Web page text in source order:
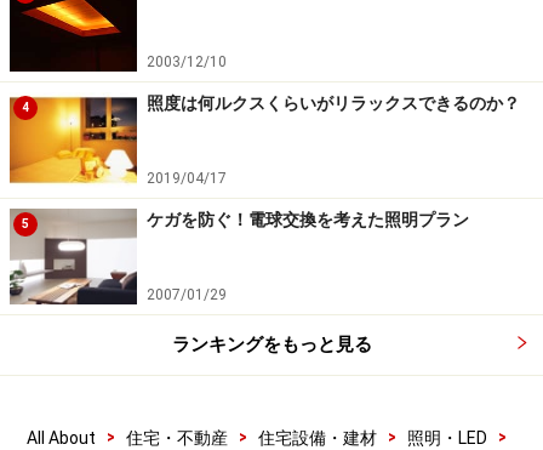
※記事内容は執筆時点のものです。最新の内容をご確認くださ
2003/12/10
4 照度は何ルクスくらいがリラックスできるのか？
2019/04/17
5 ケガを防ぐ！電球交換を考えた照明プラン
2007/01/29
ランキングをもっと見る
All About > 住宅・不動産 > 住宅設備・建材 > 照明・LED
>